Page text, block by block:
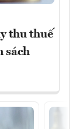
thu thuế
sách